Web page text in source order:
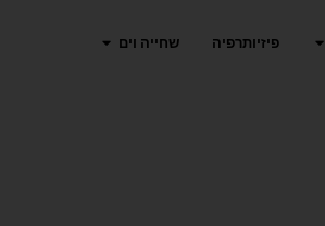
פתח משחקים ופנאי
פיזיותרפיה שחייה וים פתח שחייה וים